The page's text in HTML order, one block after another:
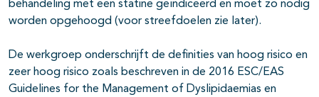
behandeling met een statine geïndiceerd en moet zo nodig
worden opgehoogd (voor streefdoelen zie later).
De werkgroep onderschrijft de definities van hoog risico en
zeer hoog risico zoals beschreven in de 2016 ESC/EAS
Guidelines for the Management of Dyslipidaemias en